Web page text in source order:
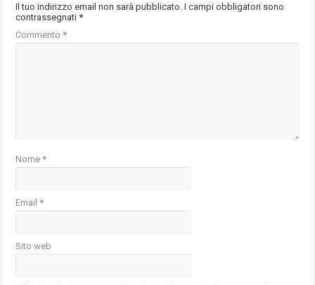
Il tuo indirizzo email non sarà pubblicato. I campi obbligatori sono
contrassegnati*
Commento*
Nome*
Email*
Sito web